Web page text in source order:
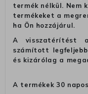
termék nélkül. Nem
termékeket a
ha Ön hozzájárul.
A visszatérítést a
számított
és kizárólag a
A termékek 30